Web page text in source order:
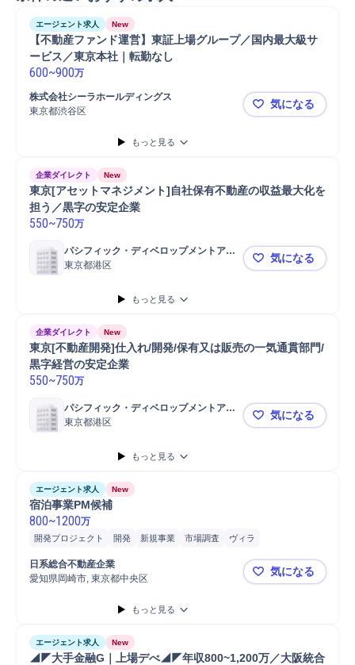
エージェント求人 New
【不動産ファンド運営】東証上場グループ／国内最大級サ
ービス／東京本社｜転勤なし
600~900万
株式会社シーラホールディングス
東京都渋谷区
【不動産フ
気になる
もっと見る
企業ダイレクト New
東京[アセットマネジメント]自社保有不動産の収益最大化を
担う／黒字の安定企業
550~750万
パシフィック・ディベロップメントアン
ドマネージメント株式会社
東京都港区 東京[アセッ
気になる
もっと見る
企業ダイレクト New
東京[不動産開発]仕入れ/開発/保有又は販売の一気通貫部門/
黒字経営の安定企業
550~750万
パシフィック・ディベロップメントアン
ドマネージメント株式会社
東京都港区 東京[不動産
気になる
もっと見る
エージェント求人 New
宿泊事業PM候補
800~1200万
開発プロジェクト 開発 新規事業 市場調査
ヴィラ
プロジェクトマネジメント
日系総合不動産企業
愛知県岡崎市, 東京都中央区
宿泊事業
気になる
もっと見る
エージェント求人 New
◢◤大手金融G｜上場デべ◢◤年収800~1,200万／大阪統合